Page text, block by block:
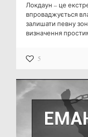
Локдаун – це
впроваджується
залишати певну
визначення
5